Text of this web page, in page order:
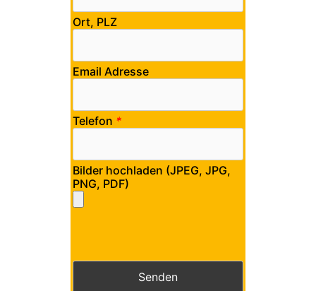
Ort, PLZ
Email Adresse
Telefon *
Bilder hochladen (JPEG, JPG,
PNG, PDF)
Bitte lasse dieses Feld leer.